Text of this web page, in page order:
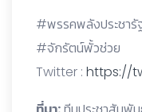
#พรรคพลังประชา
#จักรัตน์พั้วช่วย
Twitter : https://